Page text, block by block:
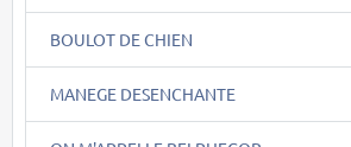
BOULOT DE CHIEN
MANEGE DESENCHANTE